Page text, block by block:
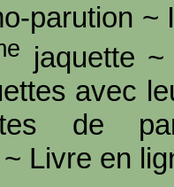
parution ~
jaquette
avec
de
Livre en